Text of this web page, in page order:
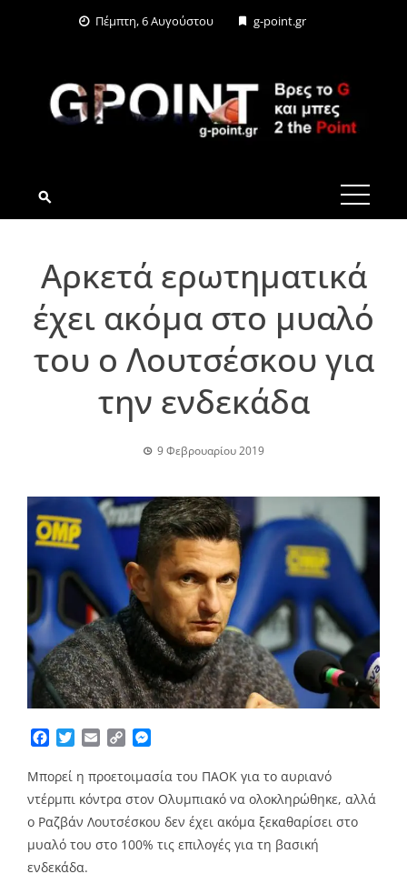
Πέμπτη, 6 Αυγούστου g-point.gr
G-POINT.GR
Αρκετά ερωτηματικά
έχει ακόμα στο μυαλό
του ο Λουτσέσκου για
την ενδεκάδα
9 Φεβρουαρίου 2019
Facebook
TwitterEmailCopy
Μπορεί η προετοιμασία του ΠΑΟΚ για το αυριανό
ντέρμπι κόντρα στον Ολυμπιακό να ολοκληρώθηκε, αλλά
ο Ραζβάν Λουτσέσκου δεν έχει ακόμα ξεκαθαρίσει στο
μυαλό του στο 100% τις επιλογές για τη βασική
ενδεκάδα.